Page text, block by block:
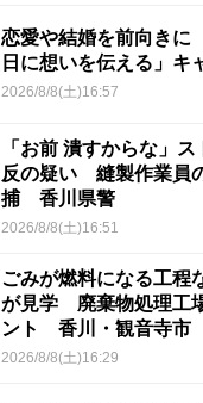
恋愛や結婚を前向き
日に想いを伝える」キ
2026/8/8(土)16:57
「お前 潰すからな」
反の疑い 縫製作業員
捕 香川県警
2026/8/8(土)16:51
ごみが燃料になる工程
が見学 廃棄物処理工
ント 香川・観音寺市
2026/8/8(土)16:29